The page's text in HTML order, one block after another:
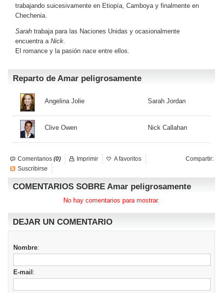
trabajando suicesivamente en Etiopía, Camboya y finalmente en
Chechenia.
Sarah trabaja para las Naciones Unidas y ocasionalmente
encuentra a Nick.
El romance y la pasión nace entre ellos.
Reparto de Amar peligrosamente
Angelina Jolie Sarah Jordan
Clive Owen Nick Callahan
Comentarios (0) Compartir:
Imprimir
A favoritos
Suscribirse
COMENTARIOS SOBRE Amar peligrosamente
No hay comentarios para mostrar.
DEJAR UN COMENTARIO
Nombre:
E-mail :